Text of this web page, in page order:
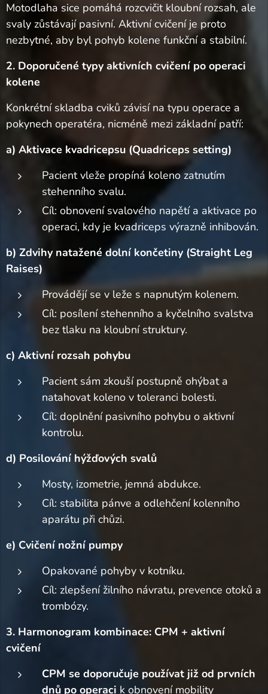
Motodlaha sice pomáhá rozcvičit kloubní rozsah, ale
svaly zůstávají pasivní. Aktivní cvičení je proto
nezbytné, aby byl pohyb kolene funkční a stabilní.
2. Doporučené typy aktivních cvičení po operaci
kolene
Konkrétní skladba cviků závisí na typu operace a
pokynech operatéra, nicméně mezi základní patří:
a) Aktivace kvadricepsu (Quadriceps setting)
Pacient vleže propíná koleno zatnutím
stehenního svalu.
Cíl: obnovení svalového napětí a aktivace po
operaci, kdy je kvadriceps výrazně inhibován.
b) Zdvihy natažené dolní končetiny (Straight Leg
Raises)
Provádějí se v leže s napnutým kolenem.
Cíl: posílení stehenního a kyčelního svalstva
bez tlaku na kloubní struktury.
c) Aktivní rozsah pohybu
Pacient sám zkouší postupně ohýbat a
natahovat koleno v toleranci bolesti.
Cíl: doplnění pasivního pohybu o aktivní
kontrolu.
d) Posilování hýžďových svalů
Mosty, izometrie, jemná abdukce.
Cíl: stabilita pánve a odlehčení kolenního
aparátu při chůzi.
e) Cvičení nožní pumpy
Opakované pohyby v kotníku.
Cíl: zlepšení žilního návratu, prevence otoků a
trombózy.
3. Harmonogram kombinace: CPM + aktivní
cvičení
CPM se doporučuje používat již od prvních
dnů po operaci k obnovení mobility